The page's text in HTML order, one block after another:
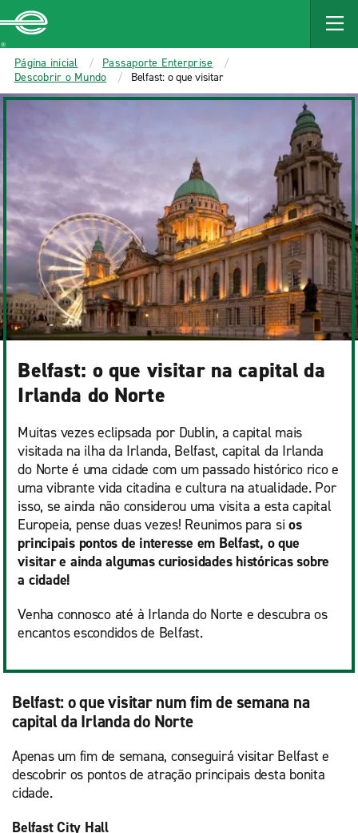
MAIN
CONTENT
Enterprise
Página inicial
Passaporte Enterprise
Descobrir o Mundo
Belfast: o que visitar
Belfast: o que visitar na capital da
Irlanda do Norte
Muitas vezes eclipsada por Dublin, a capital mais
visitada na ilha da Irlanda, Belfast, capital da Irlanda
do Norte é uma cidade com um passado histórico rico e
uma vibrante vida citadina e cultura na atualidade. Por
isso, se ainda não considerou uma visita a esta capital
Europeia, pense duas vezes! Reunimos para sios
principais pontos de interesse em Belfast, o que
visitar e ainda algumas curiosidades históricas sobre
a cidade!
Venha connosco até à Irlanda do Norte e descubra os
encantos escondidos de Belfast.
Belfast: o que visitar num fim de semana na
capital da Irlanda do Norte
Apenas um fim de semana, conseguirá visitar Belfast e
descobrir os pontos de atração principais desta bonita
cidade.
Belfast City Hall